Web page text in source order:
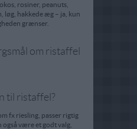
rosiner, peanuts,
hakkede æg – ja, kun
grænser.
om ristaffel
til ristaffel?
fx riesling, passer rigtig
være et godt valg,